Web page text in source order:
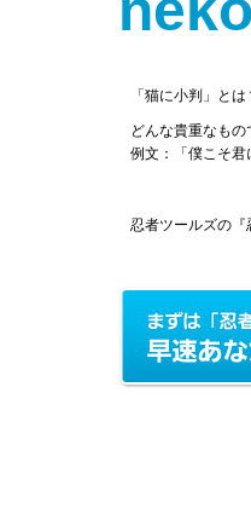
「猫に小判」とは
どんな貴重なも
例文：「僕こそ
忍者ツールズの